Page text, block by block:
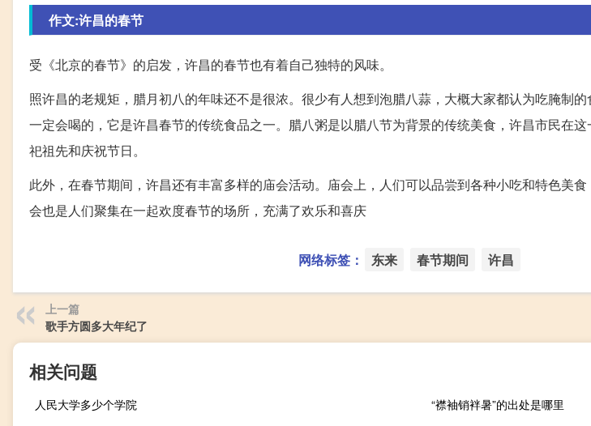
作文:许昌的春节
受《北京的春节》的启发，许昌的春节也有着自己独特的风味。
照许昌的老规矩，腊月初八的年味还不是很浓。很少有人想到泡腊八蒜，大概大家都认为吃腌制
一定会喝的，它是许昌春节的传统食品之一。腊八粥是以腊八节为背景的传统美食，许昌市民在
祀祖先和庆祝节日。
此外，在春节期间，许昌还有丰富多样的庙会活动。庙会上，人们可以品尝到各种小吃和特色美
会也是人们聚集在一起欢度春节的场所，充满了欢乐和喜庆
网络标签： 东来 春节期间 许昌
上一篇
歌手方圆多大年纪了
相关问题
人民大学多少个学院
“襟袖销袢暑”的出处是哪里